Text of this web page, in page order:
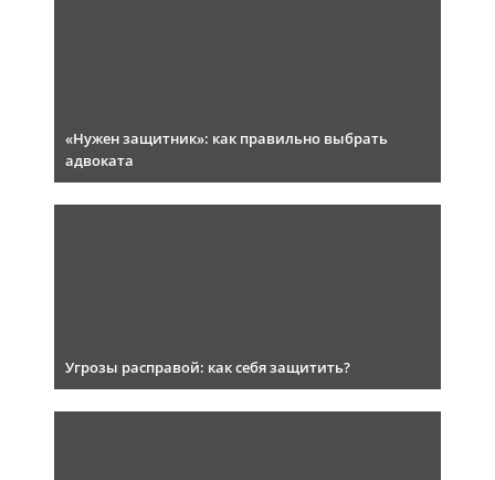
«Нужен защитник»: как правильно выбрать
адвоката
Угрозы расправой: как себя защитить?